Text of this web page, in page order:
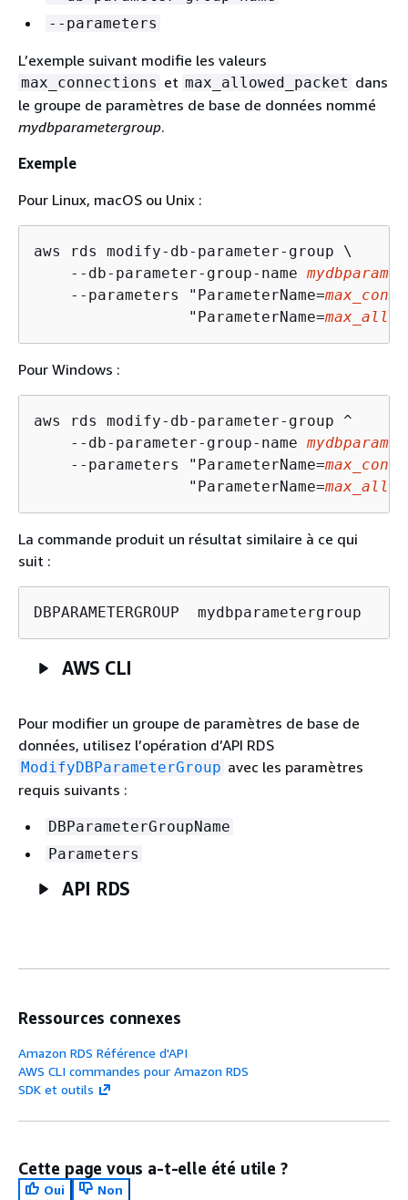
--parameters
L’exemple suivant modifie les valeurs
max_connections et max_allowed_packet dans
le groupe de paramètres de base de données nommé
mydbparametergroup.
Exemple
Pour Linux, macOS ou Unix :
aws rds modify-db-parameter-group \
    --db-parameter-group-name
    --parameters "ParameterName=
                 "ParameterName=
Pour Windows :
aws rds modify-db-parameter-group ^
    --db-parameter-group-name
    --parameters "ParameterName=
                 "ParameterName=
La commande produit un résultat similaire à ce qui
suit :
DBPARAMETERGROUP  mydbparametergroup
AWS CLI
Pour modifier un groupe de paramètres de base de
données, utilisez l’opération d’API RDS
ModifyDBParameterGroup avec les paramètres
requis suivants :
DBParameterGroupName
Parameters
API RDS
Ressources connexes
Amazon RDS Référence d'API
AWS CLI commandes pour Amazon RDS
SDK et outils
Cette page vous a-t-elle été utile ?
Oui
Non